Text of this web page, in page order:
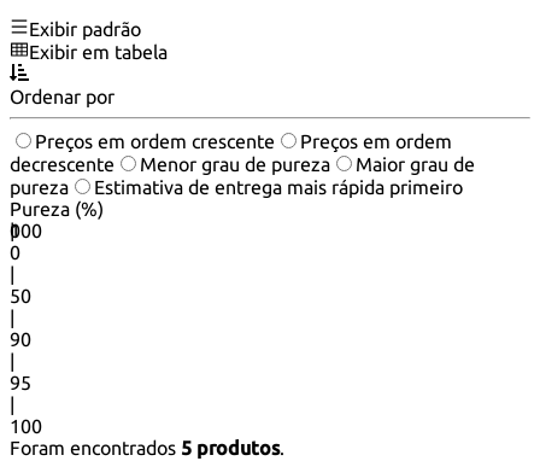
Exibir padrão
Exibir em tabela
Ordenar por
Preços em ordem crescente
Preços em ordem
decrescente
Menor grau de pureza
Maior grau de
pureza
Estimativa de entrega mais rápida primeiro
Pureza (%)
0
100
|
0
|
50
|
90
|
95
|
100
Foram encontrados 5 produtos.